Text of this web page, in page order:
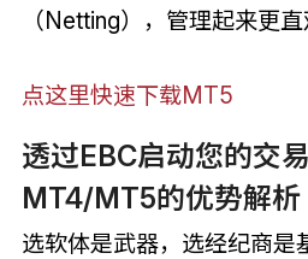
（Netting），管理起来更直
点这里快速下载MT5
透过EBC启动您的交
MT4/MT5的优势解析
选软体是武器，选经纪商是